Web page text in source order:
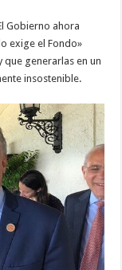
Gobierno ahora
exige el Fondo»
que generarlas en un
insostenible.